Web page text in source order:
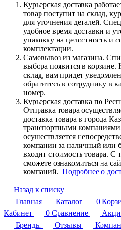
Курьерская доставка
товар поступит на склад,
для уточнения деталей.
удобное время доставки и
упаковку на целостность и
комплектации.
Самовывоз из магазина.
выбора появится в корзине.
склад, вам придет
обратитесь к сотруднику в
номер.
Курьерская доставка по
Отправка товара
доставка товара в города
транспортными
осуществляется
компании за наличный или
входит стоимость товара. С
сможете ознакомиться на
компаний. Подробнее о
Назад к списку
Главная
Каталог 0
Кабинет
0 Сравнение
Бренды
Отзывы